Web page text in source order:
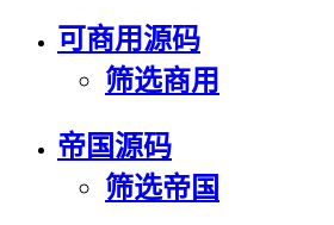
可商用源码
筛选商用
帝国源码
筛选帝国